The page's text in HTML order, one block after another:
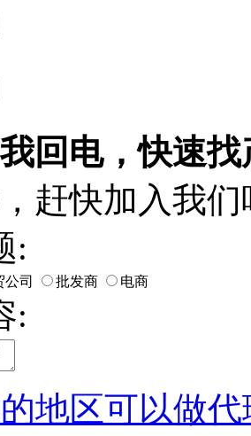
回电，快速找
赶快加入我们
:
公司 批发商 电商
:
地区可以做